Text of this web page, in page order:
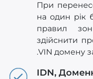
При
на один рік
правил
здійснити
.VIN домену
IDN,